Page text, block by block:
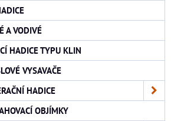
A VODIVÉ
HADICE TYPU KLIN
VYSAVAČE
HADICE
OBJÍMKY